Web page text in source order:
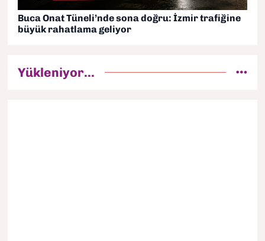
Buca Onat Tüneli’nde sona doğru: İzmir trafiğine
büyük rahatlama geliyor
Yükleniyor...